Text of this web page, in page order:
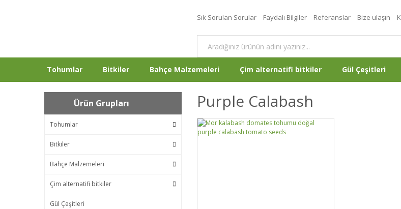
Sık Sorulan Sorular Faydalı Bilgiler Referanslar Bize ulaşın
Tohumlar Bitkiler Bahçe Malzemeleri Çim alternatifi bitkiler Gül Çeşitleri
Ürün Grupları
Tohumlar
Bitkiler
Bahçe Malzemeleri
Çim alternatifi bitkiler
Gül Çeşitleri
Purple Calabash